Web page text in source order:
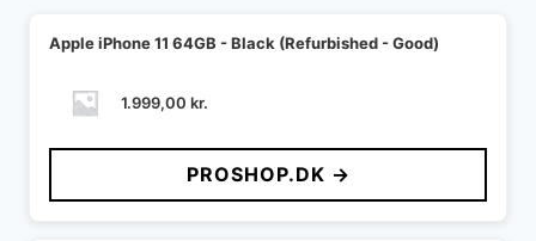
Apple iPhone 11 64GB - Black (Refurbished - Good)
1.999,00 kr.
PROSHOP.DK →